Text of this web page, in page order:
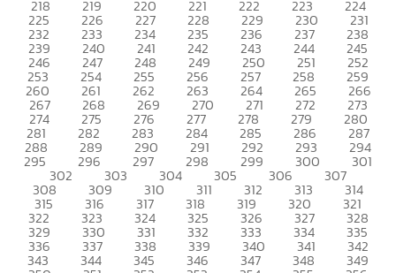
218 219 220 221 222 223 224
225 226 227 228 229 230 231
232 233 234 235 236 237 238
239 240 241 242 243 244 245
246 247 248 249 250 251 252
253 254 255 256 257 258 259
260 261 262 263 264 265 266
267 268 269 270 271 272 273
274 275 276 277 278 279 280
281 282 283 284 285 286 287
288 289 290 291 292 293 294
295 296 297 298 299 300 301
302 303 304 305 306 307
308 309 310 311 312 313 314
315 316 317 318 319 320 321
322 323 324 325 326 327 328
329 330 331 332 333 334 335
336 337 338 339 340 341 342
343 344 345 346 347 348 349